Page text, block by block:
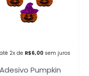
2x de R$6,00 sem juros
Adesivo Pumpkin